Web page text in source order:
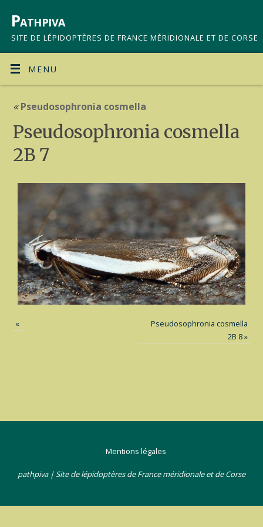
Pathpiva
SITE DE LÉPIDOPTÈRES DE FRANCE MÉRIDIONALE ET DE CORSE
MENU
«Pseudosophronia cosmella
Pseudosophronia cosmella
2B 7
«
Pseudosophronia cosmella
2B 8»
Mentions légales
pathpiva | Site de lépidoptères de France méridionale et de Corse